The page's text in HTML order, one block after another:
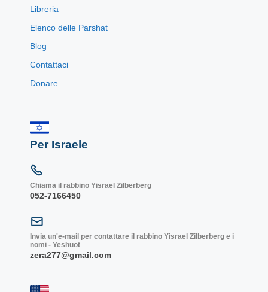
Libreria
Elenco delle Parshat
Blog
Contattaci
Donare
Per Israele
Chiama il rabbino Yisrael Zilberberg
052-7166450
Invia un'e-mail per contattare il rabbino Yisrael Zilberberg e i
nomi - Yeshuot
zera277@gmail.com